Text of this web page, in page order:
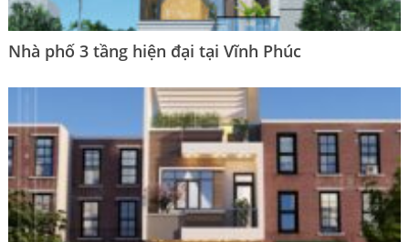
Nhà phố 3 tầng hiện đại tại Vĩnh Phúc